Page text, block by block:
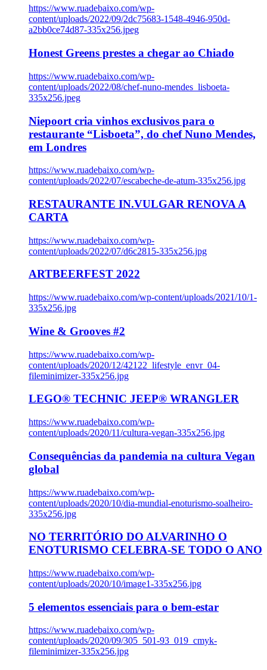
https://www.ruadebaixo.com/wp-
content/uploads/2022/09/2dc75683-1548-4946-950d-
a2bb0ce74d87-335x256.jpeg
Honest Greens prestes a chegar ao Chiado
https://www.ruadebaixo.com/wp-
content/uploads/2022/08/chef-nuno-mendes_lisboeta-
335x256.jpeg
Niepoort cria vinhos exclusivos para o
restaurante “Lisboeta”, do chef Nuno Mendes,
em Londres
https://www.ruadebaixo.com/wp-
content/uploads/2022/07/escabeche-de-atum-335x256.jpg
RESTAURANTE IN.VULGAR RENOVA A
CARTA
https://www.ruadebaixo.com/wp-
content/uploads/2022/07/d6c2815-335x256.jpg
ARTBEERFEST 2022
https://www.ruadebaixo.com/wp-content/uploads/2021/10/1-
335x256.jpg
Wine & Grooves #2
https://www.ruadebaixo.com/wp-
content/uploads/2020/12/42122_lifestyle_envr_04-
fileminimizer-335x256.jpg
LEGO® TECHNIC JEEP® WRANGLER
https://www.ruadebaixo.com/wp-
content/uploads/2020/11/cultura-vegan-335x256.jpg
Consequências da pandemia na cultura Vegan
global
https://www.ruadebaixo.com/wp-
content/uploads/2020/10/dia-mundial-enoturismo-soalheiro-
335x256.jpg
NO TERRITÓRIO DO ALVARINHO O
ENOTURISMO CELEBRA-SE TODO O ANO
https://www.ruadebaixo.com/wp-
content/uploads/2020/10/image1-335x256.jpg
5 elementos essenciais para o bem-estar
https://www.ruadebaixo.com/wp-
content/uploads/2020/09/305_501-93_019_cmyk-
fileminimizer-335x256.jpg